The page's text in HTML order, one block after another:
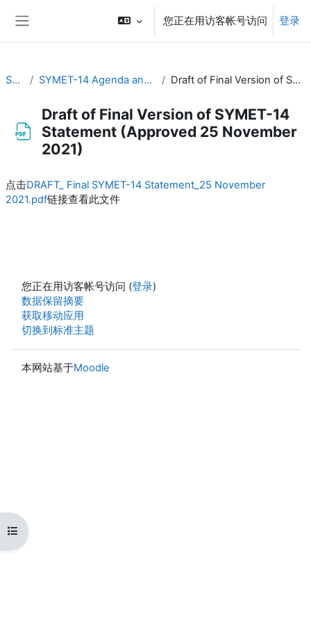
您正在用访客帐号访问 登录
打开课程索引
SYMET-14 SYMET-14 Agenda and Schedule Details (22 to 25 November 2021) Draft of Final Version of SYMET-14 Statement (Approved 25 November 2021)
Draft of Final Version of SYMET-14
Statement (Approved 25 November
2021)
点击DRAFT_ Final SYMET-14 Statement_25 November
2021.pdf链接查看此文件
您正在用访客帐号访问 (登录)
‎数据保留摘要‎
获取移动应用
切换到标准主题
本网站基于Moodle